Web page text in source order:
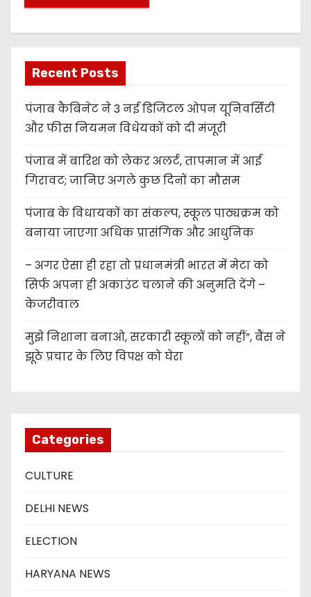
Recent Posts
पंजाब कैबिनेट ने 3 नई डिजिटल ओपन यूनिवर्सिटी
और फीस नियमन विधेयकों को दी मंजूरी
पंजाब में बारिश को लेकर अलर्ट, तापमान में आई
गिरावट; जानिए अगले कुछ दिनों का मौसम
पंजाब के विधायकों का संकल्प, स्कूल पाठ्यक्रम को
बनाया जाएगा अधिक प्रासंगिक और आधुनिक
– अगर ऐसा ही रहा तो प्रधानमंत्री भारत में मेटा को
सिर्फ अपना ही अकाउंट चलाने की अनुमति देंगे –
केजरीवाल
मुझे निशाना बनाओ, सरकारी स्कूलों को नहीं”, बैंस ने
झूठे प्रचार के लिए विपक्ष को घेरा
Categories
CULTURE
DELHI NEWS
ELECTION
HARYANA NEWS